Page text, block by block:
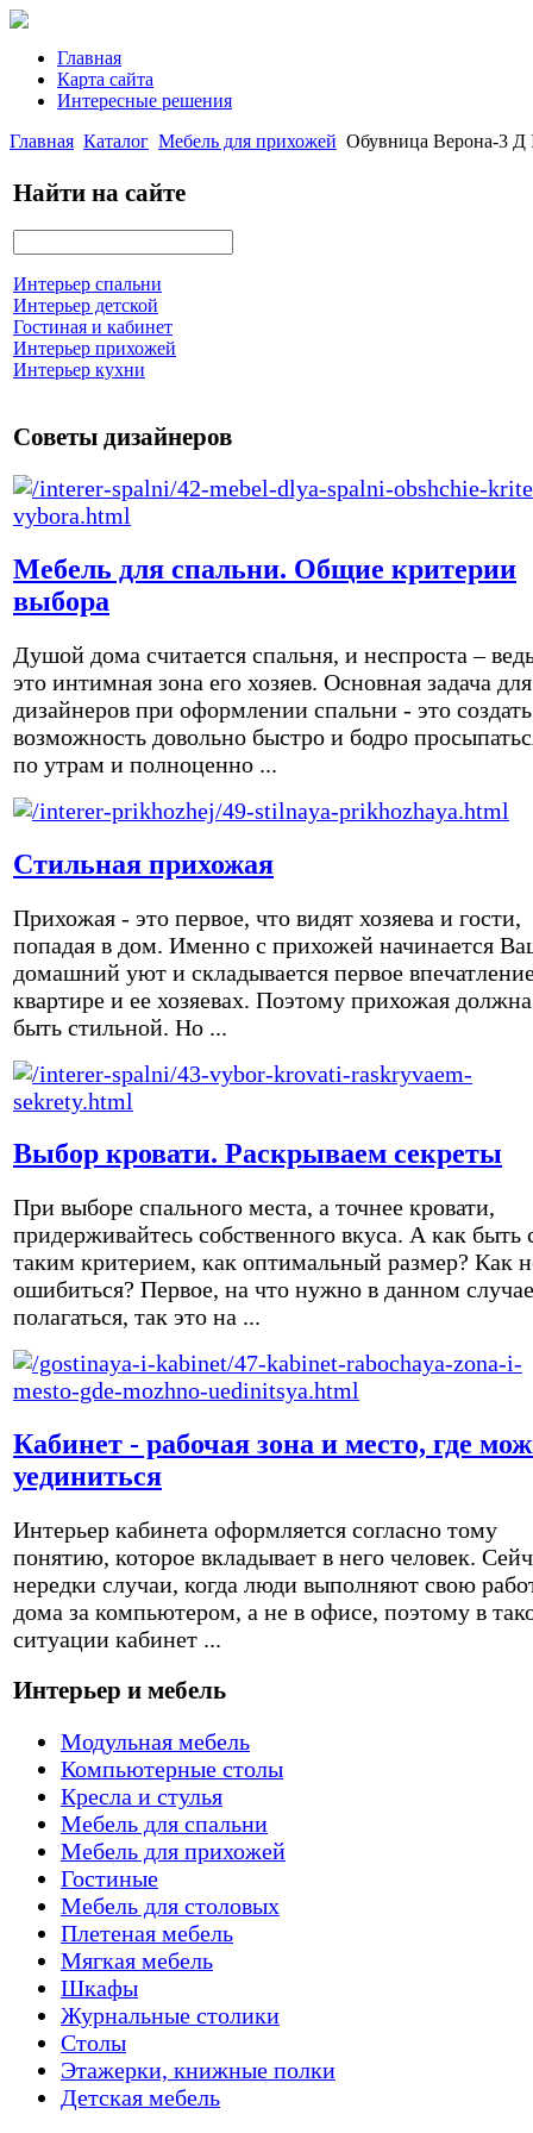
Главная
Карта сайта
Интересные решения
Главная Каталог Мебель для прихожей Обувница Верона-3 Д
Найти на сайте
Интерьер спальни
Интерьер детской
Гостиная и кабинет
Интерьер прихожей
Интерьер кухни
Советы дизайнеров
Мебель для спальни. Общие критерии
выбора
Душой дома считается спальня, и неспроста –
это интимная зона его хозяев. Основная задача для
дизайнеров при оформлении спальни - это создать
возможность довольно быстро и бодро
по утрам и полноценно ...
Стильная прихожая
Прихожая - это первое, что видят хозяева и гости,
попадая в дом. Именно с прихожей начинается
домашний уют и складывается первое
квартире и ее хозяевах. Поэтому прихожая должна
быть стильной. Но ...
Выбор кровати. Раскрываем секреты
При выборе спального места, а точнее кровати,
придерживайтесь собственного вкуса. А как быть
таким критерием, как оптимальный размер? Как
ошибиться? Первое, на что нужно в данном случае
полагаться, так это на ...
Кабинет - рабочая зона и место, где
уединиться
Интерьер кабинета оформляется согласно тому
понятию, которое вкладывает в него человек.
нередки случаи, когда люди выполняют свою
дома за компьютером, а не в офисе, поэтому в
ситуации кабинет ...
Интерьер и мебель
Модульная мебель
Компьютерные столы
Кресла и стулья
Мебель для спальни
Мебель для прихожей
Гостиные
Мебель для столовых
Плетеная мебель
Мягкая мебель
Шкафы
Журнальные столики
Столы
Этажерки, книжные полки
Детская мебель